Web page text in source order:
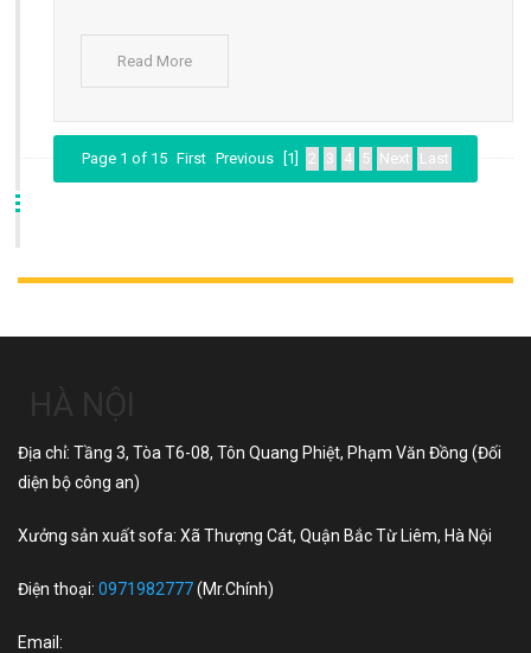
Read More
Page 1 of 15 First Previous [1] 2 3 4 5 Next Last
Địa chỉ: Tầng 3, Tòa T6-08, Tôn Quang Phiệt, Phạm Văn Đồng (Đối
diện bộ công an)
Xưởng sản xuất sofa: Xã Thượng Cát, Quận Bắc Từ Liêm, Hà Nội
Điện thoại: 0971982777(Mr.Chính)
Email: